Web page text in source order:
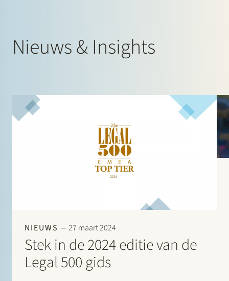
Nieuws & Insights
NIEUWS 27 maart 2024
Stek in de 2024 editie van de
Legal 500 gids